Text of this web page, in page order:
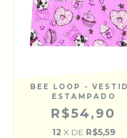
BEE LOOP -
ESTAMPADO
R$54,90
12 X DE R$5,59